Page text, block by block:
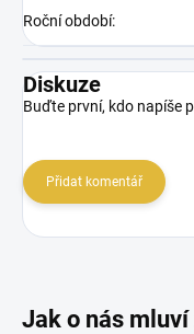
Roční období:
Diskuze
Buďte první, kdo napíše
Přidat komentář